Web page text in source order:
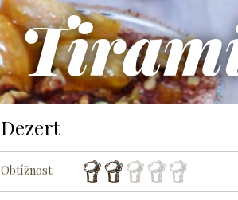
Dezert
Obtížnost: